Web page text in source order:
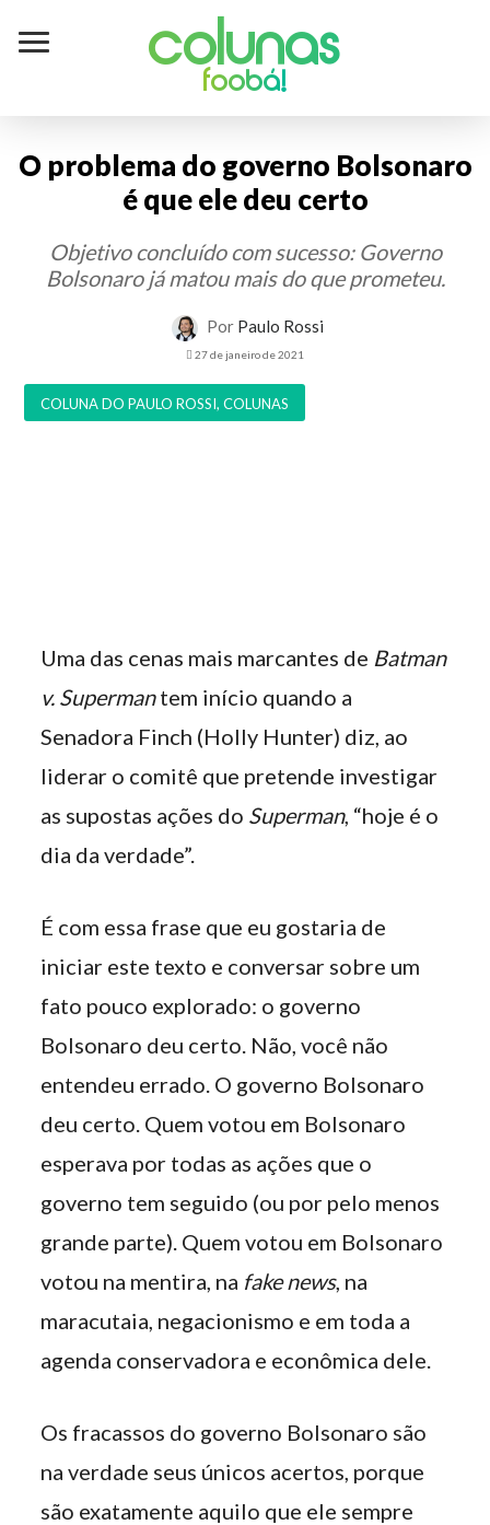
Colunas
foobá!
O problema do governo Bolsonaro
é que ele deu certo
Objetivo concluído com sucesso: Governo
Bolsonaro já matou mais do que prometeu.
Por Paulo Rossi
27 de janeiro de 2021
COLUNA DO PAULO ROSSI,COLUNAS
Uma das cenas mais marcantes de Batman
v. Supermantem início quando a
Senadora Finch (Holly Hunter) diz, ao
liderar o comitê que pretende investigar
as supostas ações do Superman, “hoje é o
dia da verdade”.
É com essa frase que eu gostaria de
iniciar este texto e conversar sobre um
fato pouco explorado: o governo
Bolsonaro deu certo. Não, você não
entendeu errado. O governo Bolsonaro
deu certo. Quem votou em Bolsonaro
esperava por todas as ações que o
governo tem seguido (ou por pelo menos
grande parte). Quem votou em Bolsonaro
votou na mentira, na fake news, na
maracutaia, negacionismo e em toda a
agenda conservadora e econômica dele.
Os fracassos do governo Bolsonaro são
na verdade seus únicos acertos, porque
são exatamente aquilo que ele sempre